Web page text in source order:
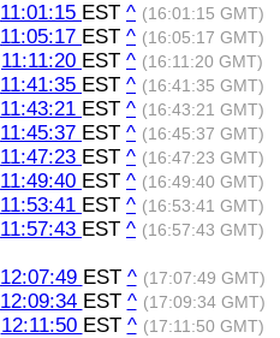
11:01:15 EST ^ (16:01:15 GMT)
11:05:17 EST ^ (16:05:17 GMT)
11:11:20 EST ^ (16:11:20 GMT)
11:41:35 EST ^ (16:41:35 GMT)
11:43:21 EST ^ (16:43:21 GMT)
11:45:37 EST ^ (16:45:37 GMT)
11:47:23 EST ^ (16:47:23 GMT)
11:49:40 EST ^ (16:49:40 GMT)
11:53:41 EST ^ (16:53:41 GMT)
11:57:43 EST ^ (16:57:43 GMT)
12:07:49 EST ^ (17:07:49 GMT)
12:09:34 EST ^ (17:09:34 GMT)
12:11:50 EST ^ (17:11:50 GMT)